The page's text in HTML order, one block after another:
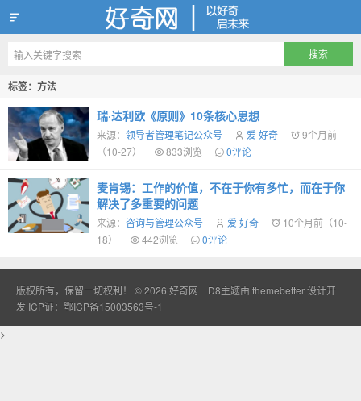
好奇网
标签：方法
瑞·达利欧《原则》10条核心思想
来源： 领导者管理笔记公众号 爱 好奇
9个月前
（10-27）
833浏览 0评论
麦肯锡：工作的价值，不在于你有多忙，而在于你
解决了多重要的问题
来源： 咨询与管理公众号 爱 好奇
10个月前（10-
18）
442浏览 0评论
版权所有，保留一切权利！ © 2026 好奇网 D8主题由 themebetter设计开
发 ICP证：鄂ICP备15003563号-1
>